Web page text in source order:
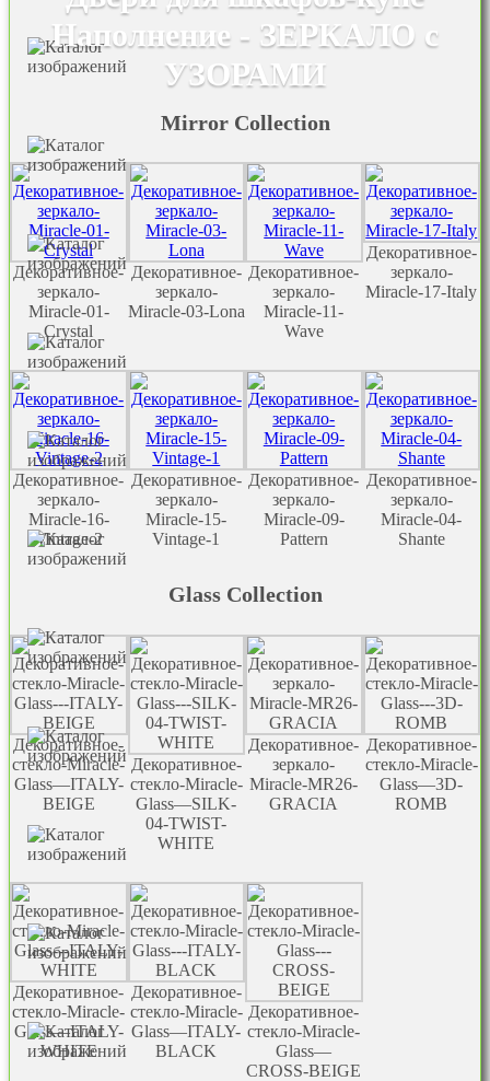
Наполнение - ЗЕРКАЛО с
УЗОРАМИ
Mirror Collection
Декоративное-
зеркало-
Miracle-01-
Crystal
Декоративное-
зеркало-
Miracle-03-Lona
Декоративное-
зеркало-
Miracle-11-
Wave
Декоративное-
зеркало-
Miracle-17-Italy
Декоративное-
зеркало-
Miracle-16-
Vintage-2
Декоративное-
зеркало-
Miracle-15-
Vintage-1
Декоративное-
зеркало-
Miracle-09-
Pattern
Декоративное-
зеркало-
Miracle-04-
Shante
Glass Collection
Декоративное-
стекло-Miracle-
Glass—ITALY-
BEIGE
Декоративное-
стекло-Miracle-
Glass—SILK-
04-TWIST-
WHITE
Декоративное-
зеркало-
Miracle-MR26-
GRACIA
Декоративное-
стекло-Miracle-
Glass—3D-
ROMB
Декоративное-
стекло-Miracle-
Glass—ITALY-
WHITE
Декоративное-
стекло-Miracle-
Glass—ITALY-
BLACK
Декоративное-
стекло-Miracle-
Glass—
CROSS-BEIGE